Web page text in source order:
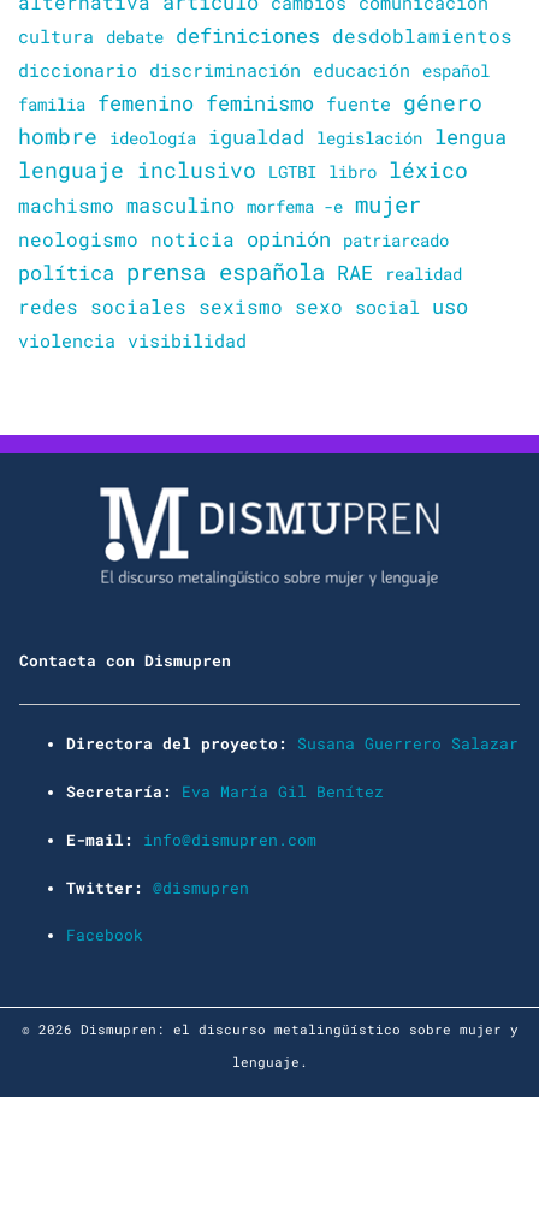
cultura debate definiciones desdoblamientos
diccionario discriminación educación
español
familia femenino feminismo fuente
género
hombre
ideología igualdad legislación lengua
lenguaje inclusivo LGTBI libro léxico
machismo masculino morfema -e mujer
neologismo noticia opinión patriarcado
política prensa española RAE realidad
redes sociales sexismo sexo social uso
violencia visibilidad
Contacta con Dismupren
Directora del proyecto: Susana Guerrero Salazar
Secretaría: Eva María Gil Benítez
E-mail: info@dismupren.com
Twitter: @dismupren
Facebook
© 2026 Dismupren: el discurso metalingüístico sobre mujer y
lenguaje.